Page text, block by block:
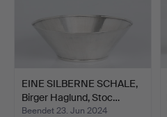
EINE SILBERNE SCHALE,
Birger Haglund, Stoc…
Beendet 23. Jun 2024